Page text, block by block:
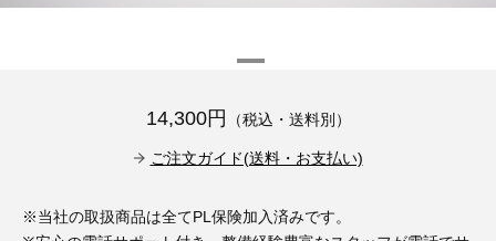
ライト関連（6）
14,300円 （税込・送料別）
ご注文ガイド(送料・お支払い)
※当社の取扱商品は全てPL保険加入済みです。